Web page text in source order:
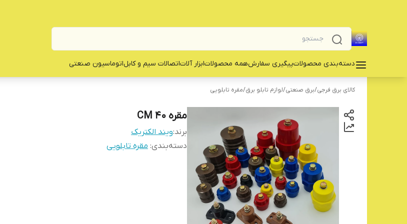
دسته‌بندی محصولاتپیگیری سفارشهمه محصولات‌ابزار آلاتاتصالات سیم و کابلاتوماسیون صنعتی
کالای برق فرجی/برق صنعتی/لوازم تابلو برق/مقره تابلویی
مقره CM 40
برند:ویند الکتریک
دسته‌بندی: مقره تابلویی